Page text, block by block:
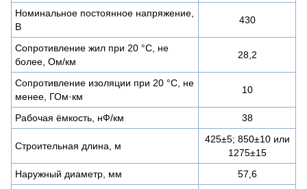
Номинальное постоянное напряжение,
В
430
Сопротивление жил при 20 °С, не
более, Ом/км
28,2
Сопротивление изоляции при 20 °С, не
менее, ГОм·км
10
Рабочая ёмкость, нФ/км 38
Строительная длина, м
425±5; 850±10 или
1275±15
Наружный диаметр, мм
57,6